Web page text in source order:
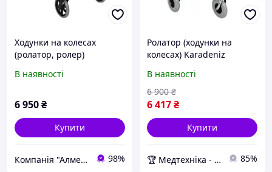
Ходунки на колесах
(ролатор, ролер)
(аналог Z21)
В наявності
6 950₴
Купити
Компанія "Алмедика" 98%
Ролатор (ходунки на
колесах) Karadeniz
Медтехніка
В наявності
6 417₴
6 900 ₴
Купити
🏆 Медтехніка - 20 років надійності 85%